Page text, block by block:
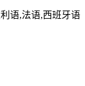
语,法语,西班牙语